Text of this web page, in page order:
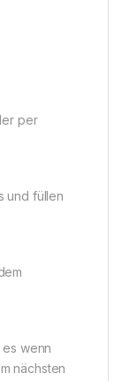
per
und füllen
wenn
nächsten